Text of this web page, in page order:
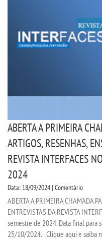
REVISTA INTERFACES
REPOSITÃ³RIO
BIBLIOTECA
DOCENTES
EAD
ABERTA A PRIMEIRA
ARTIGOS, RESENHAS,
REVISTA INTERFACES
2024
Data: 18/09/2024 | Comentário
ABERTA A PRIMEIRA CHAMADA
ENTREVISTAS DA REVISTA
semestre de 2024. Data final
25/10/2024. Clique aqui e saiba